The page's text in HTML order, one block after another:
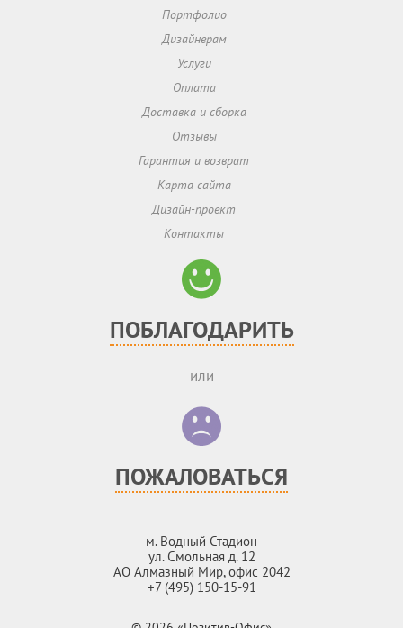
Портфолио
Дизайнерам
Услуги
Оплата
Доставка и сборка
Отзывы
Гарантия и возврат
Карта сайта
Дизайн-проект
Контакты
ПОБЛАГОДАРИТЬ
или
ПОЖАЛОВАТЬСЯ
м. Водный Стадион
ул. Смольная д. 12
АО Алмазный Мир, офис 2042
+7 (495) 150-15-91